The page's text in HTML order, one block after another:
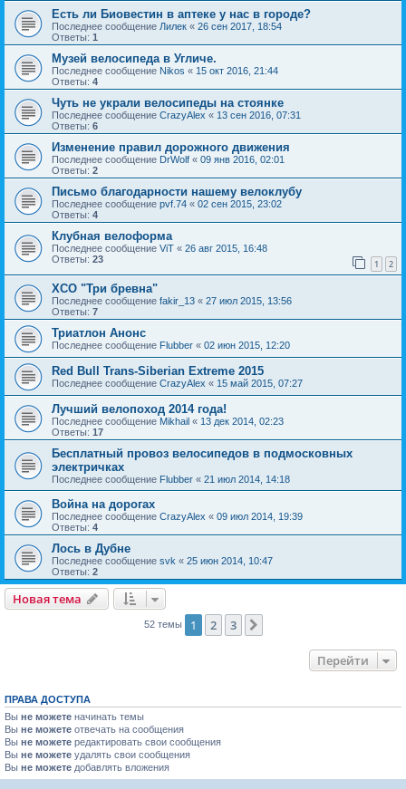
Есть ли Биовестин в аптеке у нас в городе?
Последнее сообщение Лилек « 26 сен 2017, 18:54
Ответы: 1
Музей велосипеда в Угличе.
Последнее сообщение Nikos « 15 окт 2016, 21:44
Ответы: 4
Чуть не украли велосипеды на стоянке
Последнее сообщение CrazyAlex « 13 сен 2016, 07:31
Ответы: 6
Изменение правил дорожного движения
Последнее сообщение DrWolf « 09 янв 2016, 02:01
Ответы: 2
Письмо благодарности нашему велоклубу
Последнее сообщение pvf.74 « 02 сен 2015, 23:02
Ответы: 4
Клубная велоформа
Последнее сообщение ViT « 26 авг 2015, 16:48
Ответы: 23 1 2
XCO "Три бревна"
Последнее сообщение fakir_13 « 27 июл 2015, 13:56
Ответы: 7
Триатлон Анонс
Последнее сообщение Flubber « 02 июн 2015, 12:20
Red Bull Trans-Siberian Extreme 2015
Последнее сообщение CrazyAlex « 15 май 2015, 07:27
Лучший велопоход 2014 года!
Последнее сообщение Mikhail « 13 дек 2014, 02:23
Ответы: 17
Бесплатный провоз велосипедов в подмосковных
электричках
Последнее сообщение Flubber « 21 июл 2014, 14:18
Война на дорогах
Последнее сообщение CrazyAlex « 09 июл 2014, 19:39
Ответы: 4
Лось в Дубне
Последнее сообщение svk « 25 июн 2014, 10:47
Ответы: 2
Новая тема
52 темы 1 2 3
Перейти
ПРАВА ДОСТУПА
Вы не можете начинать темы
Вы не можете отвечать на сообщения
Вы не можете редактировать свои сообщения
Вы не можете удалять свои сообщения
Вы не можете добавлять вложения